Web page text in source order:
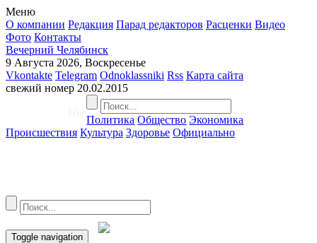
Меню
О компании Редакция Парад редакторов Расценки Видео
Фото Контакты
Вечерний Челябинск
9 Августа 2026, Воскресенье
Vkontakte Telegram Odnoklassniki Rss Карта сайта
свежий номер 20.02.2015
16+
Политика Общество Экономика
Происшествия Культура Здоровье Официально
Toggle navigation